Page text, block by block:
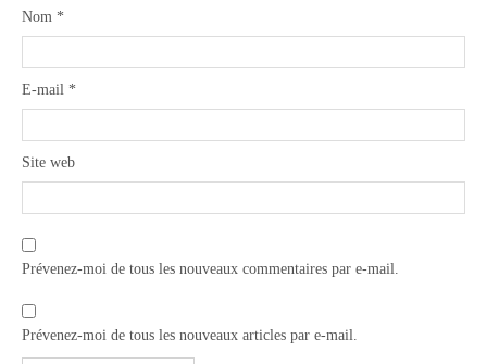
Nom *
E-mail *
Site web
Prévenez-moi de tous les nouveaux commentaires par e-mail.
Prévenez-moi de tous les nouveaux articles par e-mail.